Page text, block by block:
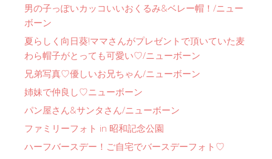
男の子っぽいカッコいいおくるみ&ベレー帽！/ニュー
ボーン
夏らしく向日葵!ママさんがプレゼントで頂いていた麦
わら帽子がとっても可愛い♡/ニューボーン
兄弟写真♡優しいお兄ちゃん/ニューボーン
姉妹で仲良し♡ニューボーン
パン屋さん&サンタさん/ニューボーン
ファミリーフォト in 昭和記念公園
ハーフバースデー！ご自宅でバースデーフォト♡